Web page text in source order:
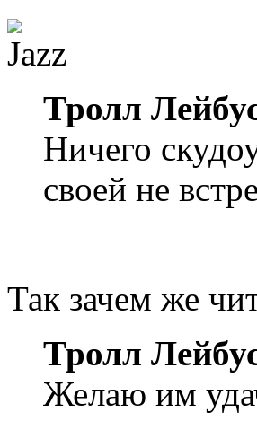
Тролл
Ничего
своей не
Так зачем же
Тролл
Желаю им